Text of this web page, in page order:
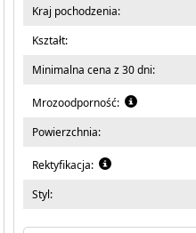
Kraj pochodzenia:
Kształt:
Minimalna cena z 30 dni:
Mrozoodporność:
Powierzchnia:
Rektyfikacja:
Styl: